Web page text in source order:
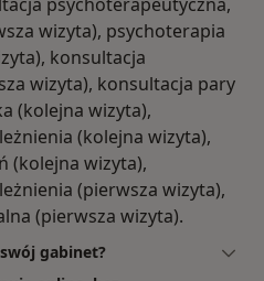
wizyta), psychoterapia
konsultacja
wizyta), konsultacja pary
(kolejna wizyta),
(kolejna wizyta),
(kolejna wizyta),
(pierwsza wizyta),
(pierwsza wizyta).
gabinet?